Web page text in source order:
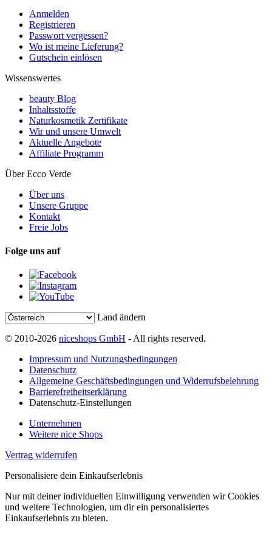
Anmelden
Registrieren
Passwort vergessen?
Wo ist meine Lieferung?
Gutschein einlösen
Wissenswertes
beauty Blog
Inhaltsstoffe
Naturkosmetik Zertifikate
Wir und unsere Umwelt
Aktuelle Angebote
Affiliate Programm
Über Ecco Verde
Über uns
Unsere Gruppe
Kontakt
Freie Jobs
Folge uns auf
Land ändern
© 2010-2026 niceshops GmbH - All rights reserved.
Impressum und Nutzungsbedingungen
Datenschutz
Allgemeine Geschäftsbedingungen und Widerrufsbelehrung
Barrierefreiheitserklärung
Datenschutz-Einstellungen
Unternehmen
Weitere nice Shops
Vertrag widerrufen
Personalisiere dein Einkaufserlebnis
Nur mit deiner individuellen Einwilligung verwenden wir Cookies
und weitere Technologien, um dir ein personalisiertes
Einkaufserlebnis zu bieten.